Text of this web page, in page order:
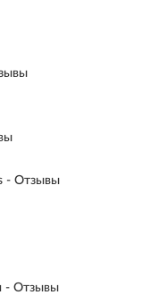
- Отзывы
- Отзывы